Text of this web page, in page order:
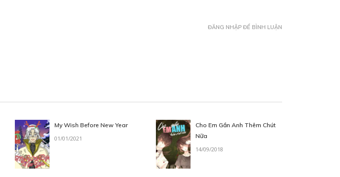
ĐĂNG NHẬP ĐỂ BÌNH LUẬN
My Wish Before New Year
01/01/2021
Cho Em Gần Anh Thêm Chút
Nữa
14/09/2018